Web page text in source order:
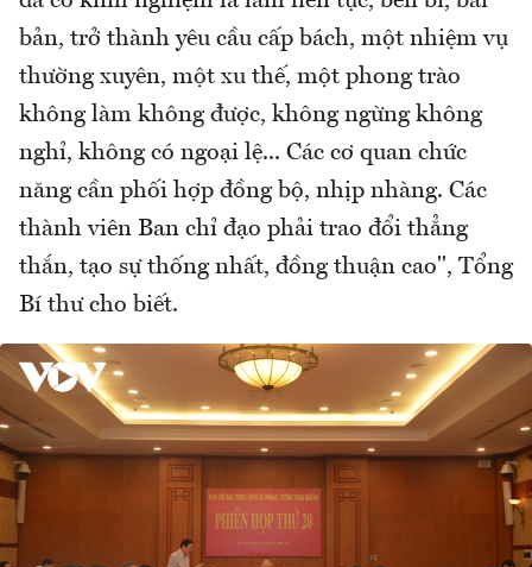
bản, trở thành yêu cầu cấp bách, một nhiệm vụ
thường xuyên, một xu thế, một phong trào
không làm không được, không ngừng không
nghỉ, không có ngoại lệ... Các cơ quan chức
năng cần phối hợp đồng bộ, nhịp nhàng. Các
thành viên Ban chỉ đạo phải trao đổi thẳng
thắn, tạo sự thống nhất, đồng thuận cao", Tổng
Bí thư cho biết.